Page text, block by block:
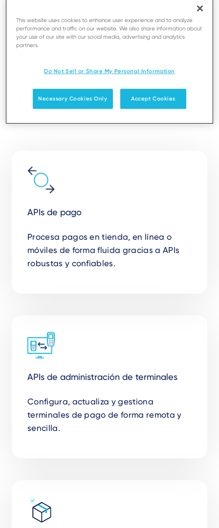
Todo lo que necesitas para desarrollar,
desplegar y escalar en las terminales Ingenico.
acompañamos en cada etapa.
APIs de pago
Procesa pagos en tienda, en línea o
móviles de forma fluida gracias a APIs
robustas y confiables.
APIs de administración de terminales
Configura, actualiza y gestiona
terminales de pago de forma remota y
sencilla.
This website uses cookies to enhance user experience and to analyze
performance and traffic on our website. We also share information about
your use of our site with our social media, advertising and analytics
partners.
Do Not Sell or Share My Personal Information
Necessary Cookies Only Accept Cookies